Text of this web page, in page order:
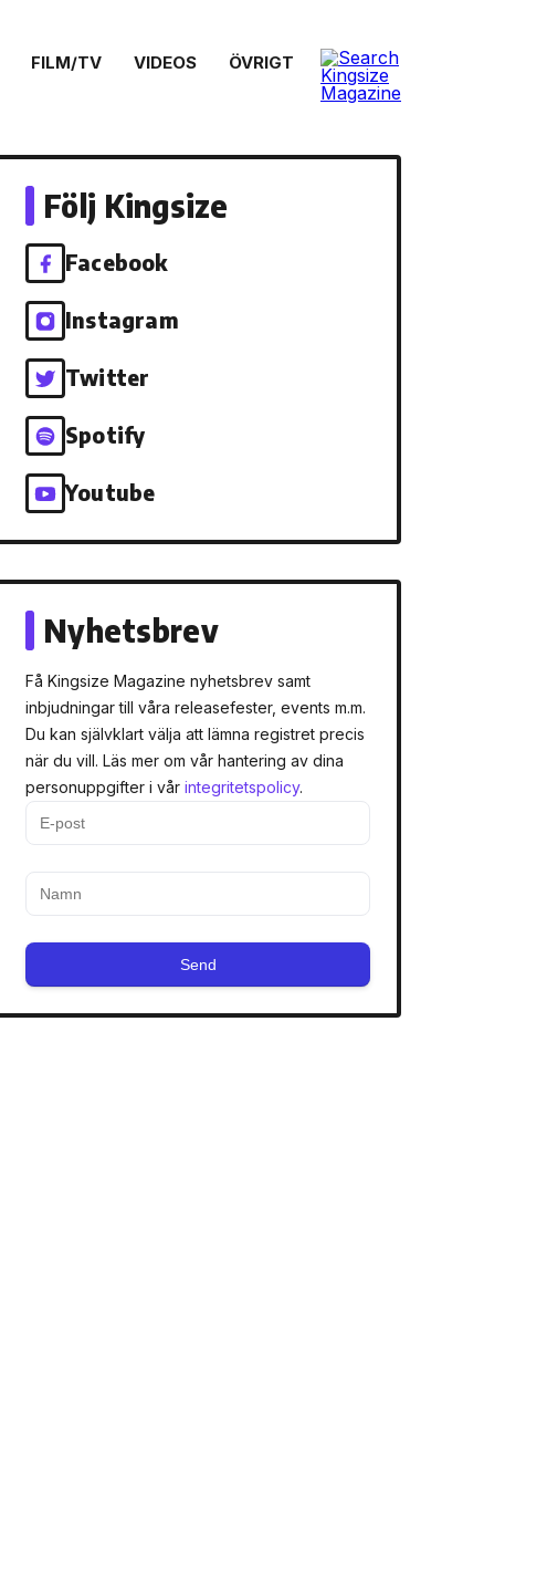
FILM/TV VIDEOS ÖVRIGT
Följ Kingsize
Facebook
Instagram
Twitter
Spotify
Youtube
Nyhetsbrev
Få Kingsize Magazine nyhetsbrev samt
inbjudningar till våra releasefester, events m.m.
Du kan självklart välja att lämna registret precis
när du vill. Läs mer om vår hantering av dina
personuppgifter i vår integritetspolicy.
Send